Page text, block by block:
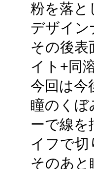
粉を落と
デザイン
その後
イト+同
今回は今
瞳のくぼ
ーで線
イフで切
そのあと